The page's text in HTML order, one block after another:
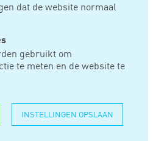
dat de website normaal
gebruikt om
te meten en de website te
INSTELLINGEN OPSLAAN
In dit besluit wordt
in bepaalde situaties moet